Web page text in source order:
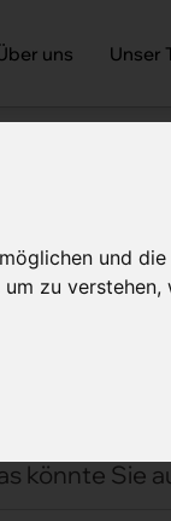
und die
zu verstehen,
uns Unser
könnte Sie